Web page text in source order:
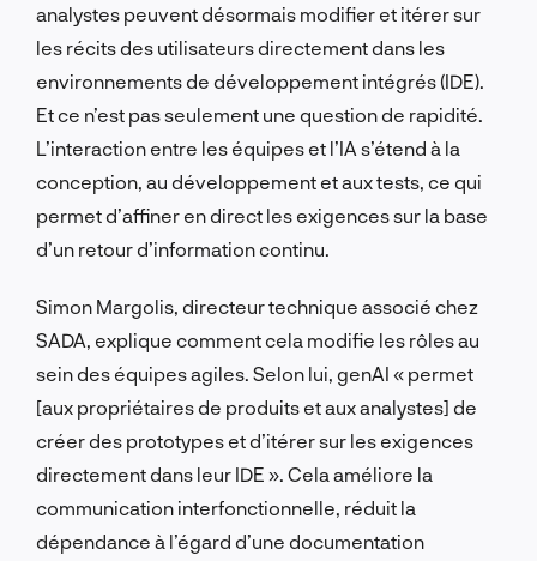
analystes peuvent désormais modifier et itérer sur
les récits des utilisateurs directement dans les
environnements de développement intégrés (IDE).
Et ce n’est pas seulement une question de rapidité.
L’interaction entre les équipes et l’IA s’étend à la
conception, au développement et aux tests, ce qui
permet d’affiner en direct les exigences sur la base
d’un retour d’information continu.
Simon Margolis, directeur technique associé chez
SADA, explique comment cela modifie les rôles au
sein des équipes agiles. Selon lui, genAI « permet
[aux propriétaires de produits et aux analystes] de
créer des prototypes et d’itérer sur les exigences
directement dans leur IDE ». Cela améliore la
communication interfonctionnelle, réduit la
dépendance à l’égard d’une documentation